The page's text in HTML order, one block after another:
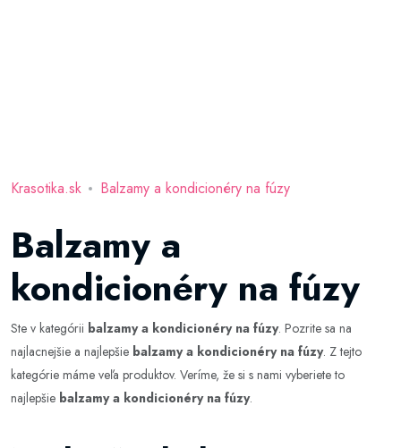
Krasotika.sk Balzamy a kondicionéry na fúzy
Balzamy a
kondicionéry na fúzy
Ste v kategórii balzamy a kondicionéry na fúzy. Pozrite sa na
najlacnejšie a najlepšie balzamy a kondicionéry na fúzy. Z tejto
kategórie máme veľa produktov. Veríme, že si s nami vyberiete to
najlepšie balzamy a kondicionéry na fúzy.